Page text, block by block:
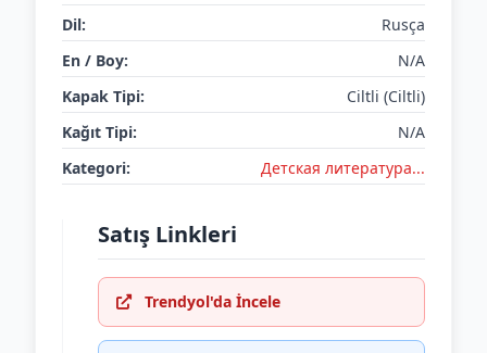
Dil:
Rusça
En / Boy:
N/A
Kapak Tipi:
Ciltli (Ciltli)
Kağıt Tipi:
N/A
Kategori:
Детская литератураㅤㅤㅤ...
Satış Linkleri
Trendyol'da İncele